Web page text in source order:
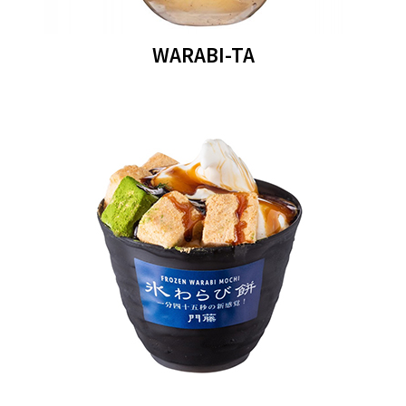
WARABI-TA